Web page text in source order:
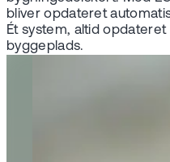
bliver opdateret
Ét system, altid
byggeplads.